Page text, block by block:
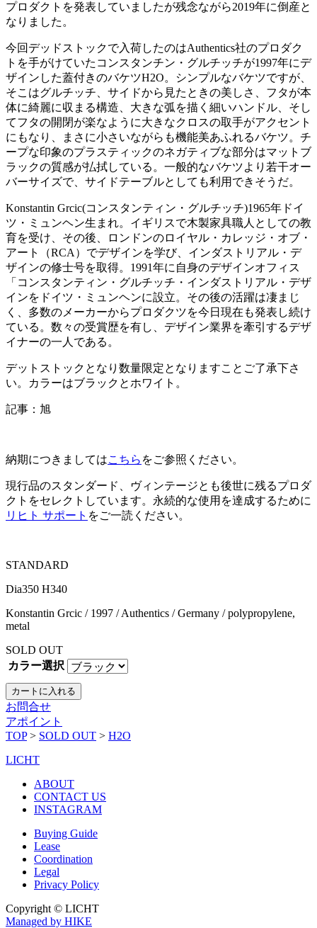
プロダクトを発表していましたが残念ながら2019年に倒産と
なりました。
今回デッドストックで入荷したのはAuthentics社のプロダク
トを手がけていたコンスタンチン・グルチッチが1997年にデ
ザインした蓋付きのバケツH2O。シンプルなバケツですが、
そこはグルチッチ、サイドから見たときの美しさ、フタが本
体に綺麗に収まる構造、大きな弧を描く細いハンドル、そし
てフタの開閉が楽なように大きなクロスの取手がアクセント
にもなり、まさに小さいながらも機能美あふれるバケツ。チ
ープな印象のプラスティックのネガティブな部分はマットブ
ラックの質感が払拭している。一般的なバケツより若干オー
バーサイズで、サイドテーブルとしても利用できそうだ。
Konstantin Grcic(コンスタンティン・グルチッチ)1965年ドイ
ツ・ミュンヘン生まれ。イギリスで木製家具職人としての教
育を受け、その後、ロンドンのロイヤル・カレッジ・オブ・
アート（RCA）でデザインを学び、インダストリアル・デ
ザインの修士号を取得。1991年に自身のデザインオフィス
「コンスタンティン・グルチッチ・インダストリアル・デザ
インをドイツ・ミュンヘンに設立。その後の活躍は凄まじ
く、多数のメーカーからプロダクツを今日現在も発表し続け
ている。数々の受賞歴を有し、デザイン業界を牽引するデザ
イナーの一人である。
デットストックとなり数量限定となりますことご了承下さ
い。カラーはブラックとホワイト。
記事：旭
納期につきましてはこちら をご参照ください。
現行品のスタンダード、ヴィンテージとも後世に残るプロダ
クトをセレクトしています。永続的な使用を達成するために
リヒト サポート をご一読ください。
STANDARD
Dia350 H340
Konstantin Grcic / 1997 / Authentics / Germany / polypropylene,
metal
SOLD OUT
カラー選択
お問合せ
アポイント
TOP > SOLD OUT > H2O
LICHT
ABOUT
CONTACT US
INSTAGRAM
Buying Guide
Lease
Coordination
Legal
Privacy Policy
Copyright © LICHT
Managed by HIKE